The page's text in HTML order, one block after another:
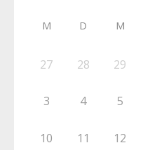
M D M
27 28 29
3 4 5
10 11 12